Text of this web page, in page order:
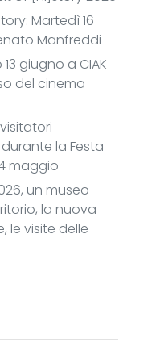
Martedì 16
Manfreddi
giugno a CIAK
del cinema
la Festa
maggio
un museo
la nuova
le visite delle